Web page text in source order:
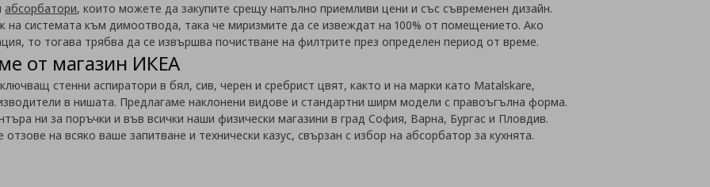
абсорбатори, които можете да закупите срещу напълно приемливи цени и със съвременен дизайн.
системата към димоотвода, така че миризмите да се извеждат на 100% от помещението. Ако
то тогава трябва да се извършва почистване на филтрите през определен период от време.
от магазин ИКЕА
стенни аспиратори в бял, сив, черен и сребрист цвят, както и на марки като Matalskare,
в нишата. Предлагаме наклонени видове и стандартни ширм модели с правоъгълна форма.
ни за поръчки и във всички наши физически магазини в град София, Варна, Бургас и Пловдив.
на всяко ваше запитване и технически казус, свързан с избор на абсорбатор за кухнята.